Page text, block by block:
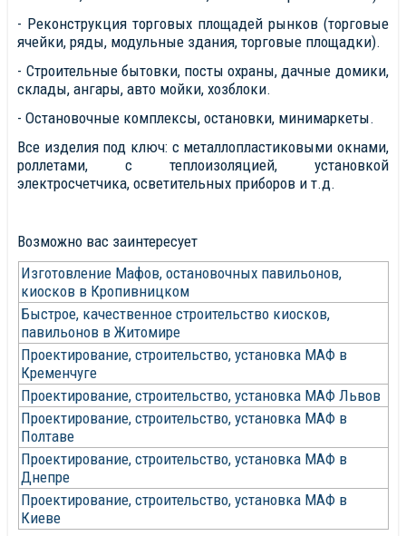
- Реконструкция торговых площадей рынков (торговые
ячейки, ряды, модульные здания, торговые площадки).
- Строительные бытовки, посты охраны, дачные домики,
склады, ангары, авто мойки, хозблоки.
- Остановочные комплексы, остановки, минимаркеты.
Все изделия под ключ: с металлопластиковыми окнами,
роллетами, с теплоизоляцией, установкой
электросчетчика, осветительных приборов и т.д.
Возможно вас заинтересует
Изготовление Мафов, остановочных павильонов,
киосков в Кропивницком
Быстрое, качественное строительство киосков,
павильонов в Житомире
Проектирование, строительство, установка МАФ в
Кременчуге
Проектирование, строительство, установка МАФ Львов
Проектирование, строительство, установка МАФ в
Полтаве
Проектирование, строительство, установка МАФ в
Днепре
Проектирование, строительство, установка МАФ в
Киеве